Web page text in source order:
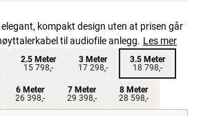
kompakt design uten at prisen går
til audiofile anlegg. Les mer
2.5 Meter
15 798,-
3 Meter
17 298,-
3.5 Meter
18 798,-
6 Meter
26 398,-
7 Meter
29 398,-
8 Meter
28 598,-